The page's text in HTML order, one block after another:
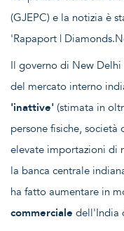
(GJEPC) e la notizia è
'Rapaport |
Il governo di New
del mercato interno
'inattive' (stimata in
persone fisiche,
elevate importazioni di
la banca centrale
ha fatto aumentare in
commerciale dell'India